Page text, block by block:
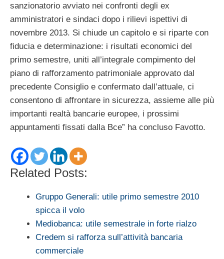
sanzionatorio avviato nei confronti degli ex
amministratori e sindaci dopo i rilievi ispettivi di
novembre 2013. Si chiude un capitolo e si riparte con
fiducia e determinazione: i risultati economici del
primo semestre, uniti all’integrale compimento del
piano di rafforzamento patrimoniale approvato dal
precedente Consiglio e confermato dall’attuale, ci
consentono di affrontare in sicurezza, assieme alle più
importanti realtà bancarie europee, i prossimi
appuntamenti fissati dalla Bce” ha concluso Favotto.
Related Posts:
Gruppo Generali: utile primo semestre 2010
spicca il volo
Mediobanca: utile semestrale in forte rialzo
Credem si rafforza sull’attività bancaria
commerciale